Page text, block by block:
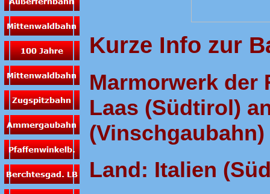
Kurze Info zur
Marmorwerk
Laas (Südtirol)
Land: Italien